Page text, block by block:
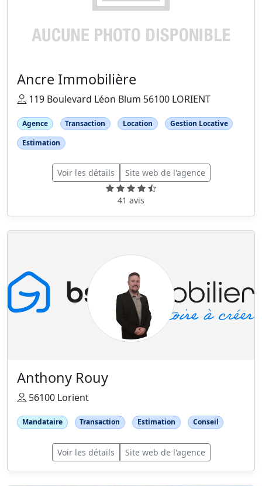
Ancre Immobilière
119 Boulevard Léon Blum 56100 LORIENT
Agence Transaction Location
Gestion Locative
Estimation
Voir les détails Site web de l'agence
41 avis
Anthony Rouy
56100 Lorient
Mandataire Transaction Estimation Conseil
Voir les détails Site web de l'agence